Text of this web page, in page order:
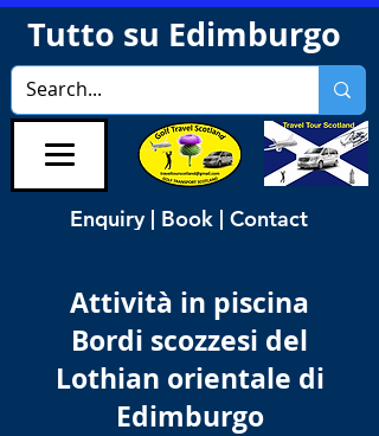
Tutto su Edimburgo
Enquiry | Book | Contact
Attività in piscina
Bordi scozzesi del
Lothian orientale di
Edimburgo